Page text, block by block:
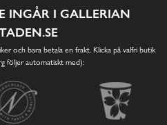
INGÅR I GALLERIAN
och bara betala en frakt. Klicka på valfri butik
följer automatiskt med):